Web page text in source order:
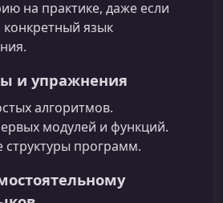
на практике, даже если
язык
и упражнения
алгоритмов.
модулей и функций.
программ.